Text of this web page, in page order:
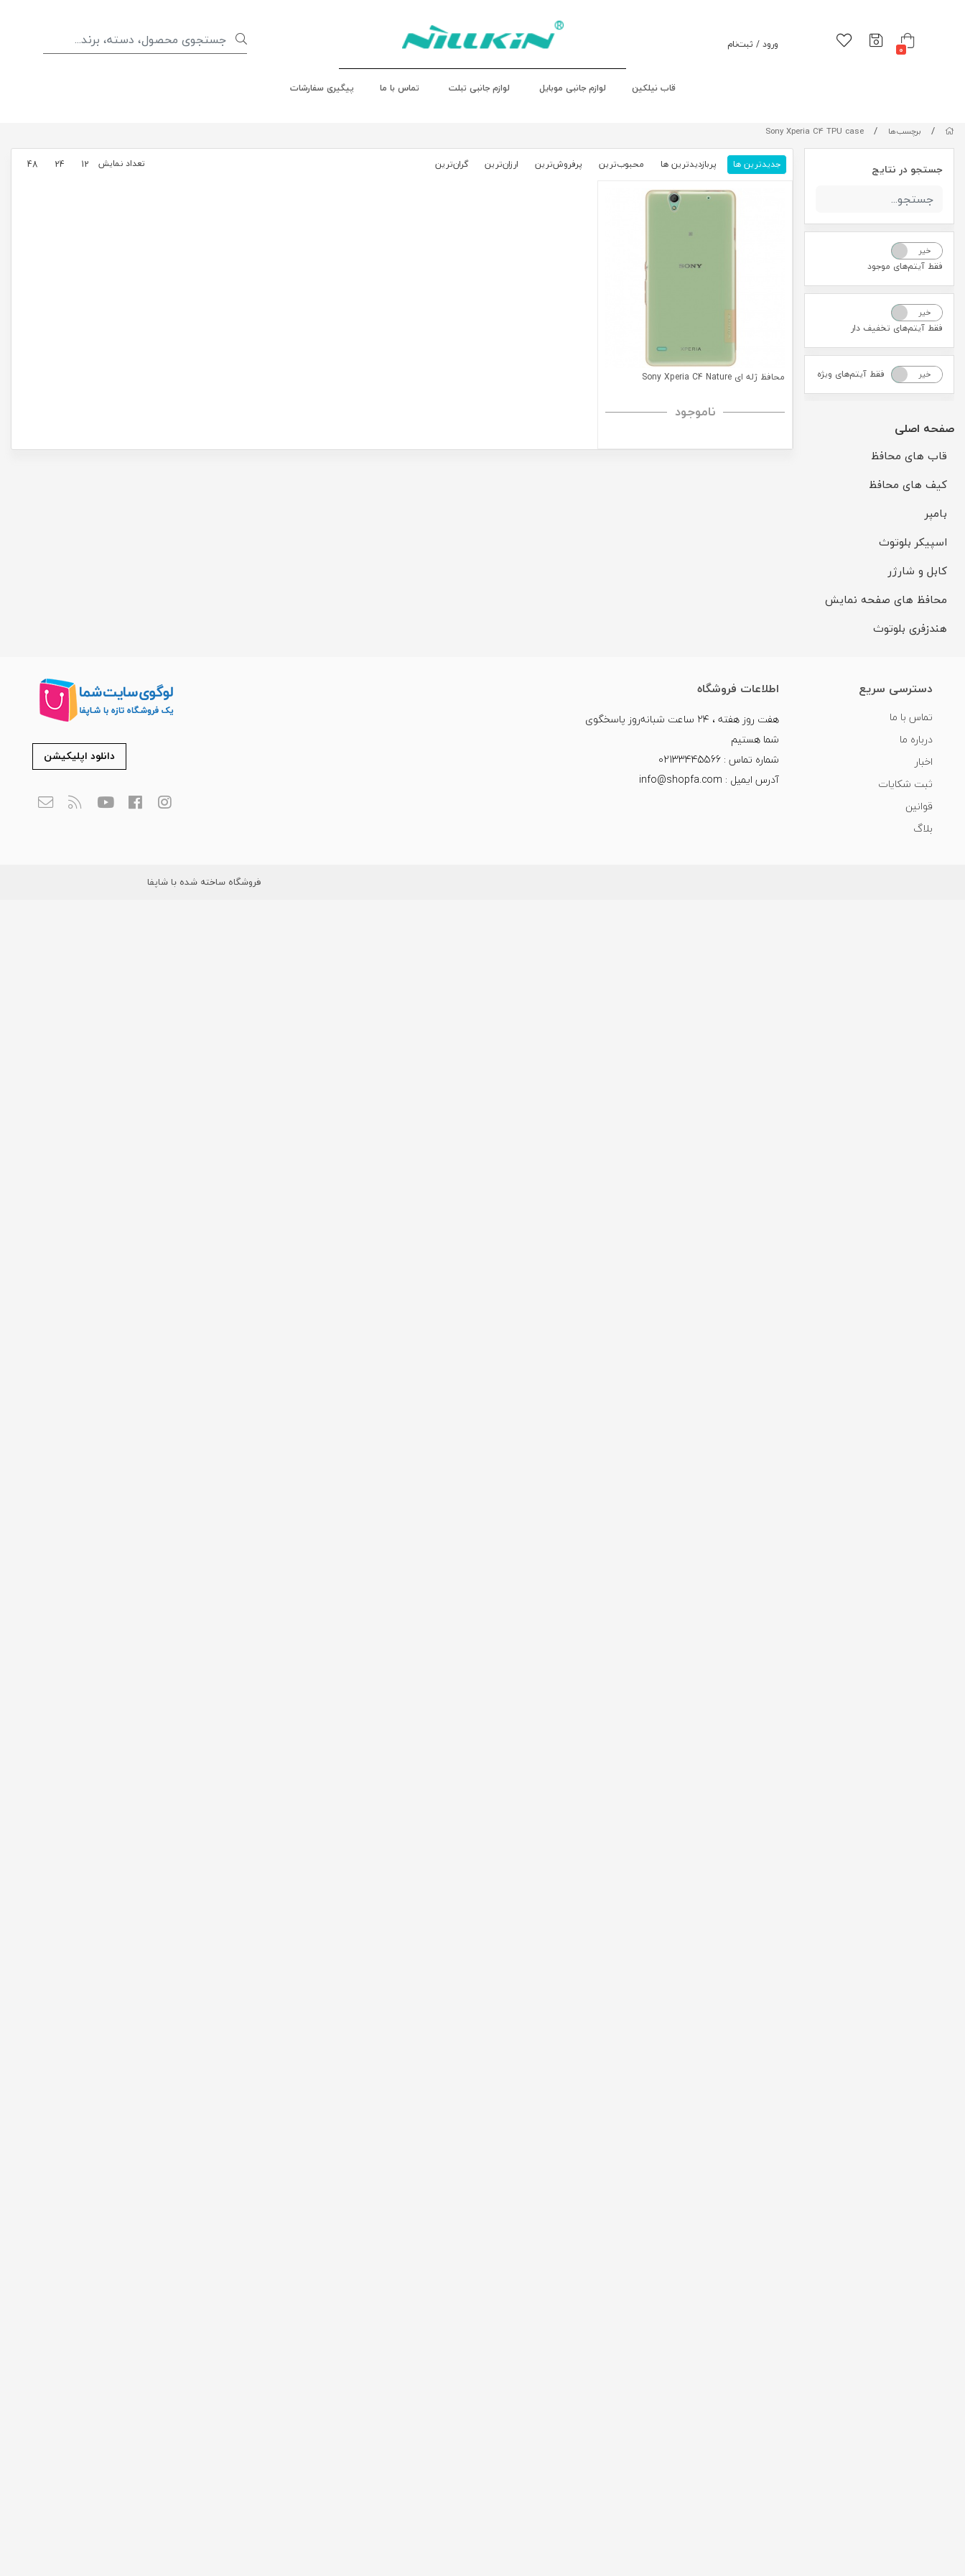
0 ورود / ثبت‌نام
قاب نیلکین لوازم جانبی موبایل لوازم جانبی تبلت تماس با ما پیگیری سفارشات
/ برچسب‌ها /
Sony Xperia C4 TPU case
جستجو در نتایج
خیر
فقط آیتم‌های موجود
خیر
فقط آیتم‌های تخفیف دار
بله خیر فقط آیتم‌های ویژه
صفحه اصلی
قاب های محافظ
کیف های محافظ
بامپر
اسپیکر بلوتوث
کابل و شارژر
محافظ های صفحه نمایش
هندزفری بلوتوث
جدیدترین ها پربازدیدترین ها محبوب‌‌ترین پرفروش‌ترین ارزان‌ترین گران‌ترین تعداد نمایش 12
24
48
محافظ ژله ای Sony Xperia C4 Nature
ناموجود
دسترسی سریع
تماس با ما
درباره ما
اخبار
ثبت شکایات
قوانین
بلاگ
اطلاعات فروشگاه
هفت روز هفته ، ۲۴ ساعت شبانه‌روز پاسخگوی
شما هستیم
شماره تماس : 02133445566
آدرس ایمیل : info@shopfa.com
دانلود اپلیکیشن
فروشگاه ساخته شده با شاپفا